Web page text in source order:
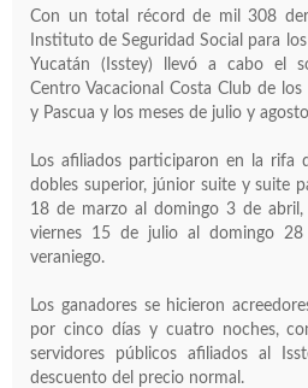
Con un total récord de mil 308
Instituto de Seguridad Social para
Yucatán (Isstey) llevó a cabo el
Centro Vacacional Costa Club de
y Pascua y los meses de julio y
Los afiliados participaron en la rifa
dobles superior, júnior suite y suite
18 de marzo al domingo 3 de
viernes 15 de julio al domingo
veraniego.
Los ganadores se hicieron
por cinco días y cuatro noches,
servidores públicos afiliados al
descuento del precio normal.